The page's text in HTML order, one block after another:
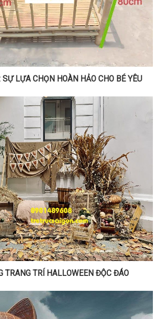
SỰ LỰA CHỌN HOÀN HẢO CHO BÉ YÊU
TRANG TRÍ HALLOWEEN ĐỘC ĐÁO